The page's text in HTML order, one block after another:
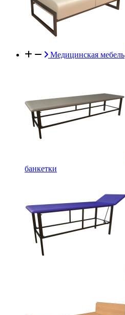
Медицинская мебель
банкетки